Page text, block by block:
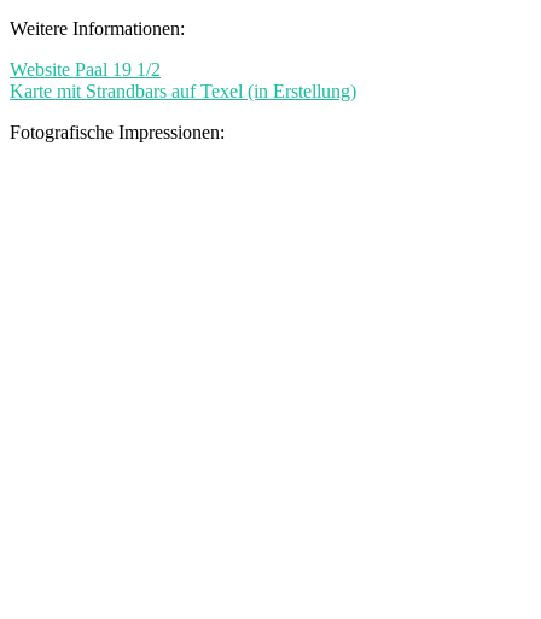
Weitere Informationen:
Website Paal 19 1/2
Karte mit Strandbars auf Texel (in Erstellung)
Fotografische Impressionen: